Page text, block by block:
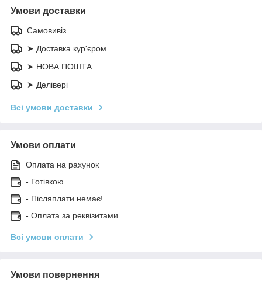
Умови доставки
Самовивіз
➤ Доставка кур'єром
➤ НОВА ПОШТА
➤ Делівері
Всі умови доставки
Умови оплати
Оплата на рахунок
- Готівкою
- Післяплати немає!
- Оплата за реквізитами
Всі умови оплати
Умови повернення